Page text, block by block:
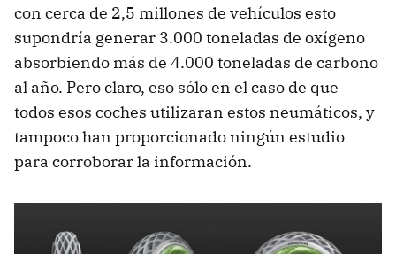
con cerca de 2,5 millones de vehículos esto
supondría generar 3.000 toneladas de oxígeno
absorbiendo más de 4.000 toneladas de carbono
al año. Pero claro, eso sólo en el caso de que
todos esos coches utilizaran estos neumáticos, y
tampoco han proporcionado ningún estudio
para corroborar la información.